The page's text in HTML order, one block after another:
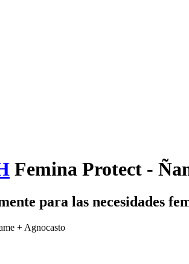
Femina Protect -
para las necesidades
+ Agnocasto